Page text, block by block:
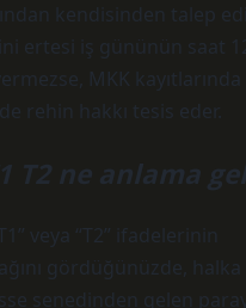
kendisinden talep
ertesi iş gününün saat
MKK
rehin hakkı tesis eder.
T2 ne anlama
veya “T2” ifadelerinin
gördüğünüzde,
senedinden gelen